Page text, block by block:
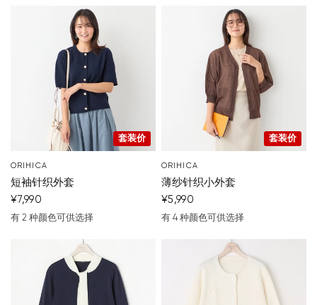
套装价
ORIHICA
短袖针织外套
¥7,990
深蓝色
白色
有 2 种颜色可供选择
套装价
ORIHICA
薄纱针织小外套
¥5,990
棕色黑 灰 off-white
有 4 种颜色可供选择